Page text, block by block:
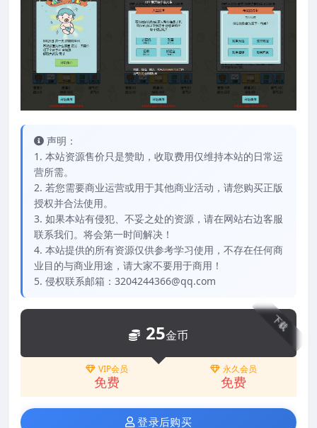
声明：
1. 本站资源售价只是赞助，收取费用仅维持本站的日常运
营所需。
2. 若您需要商业运营或用于其他商业活动，请您购买正版
授权并合法使用。
3. 如果本站有侵犯、不妥之处的资源，请在网站右边客服
联系我们。将会第一时间解决！
4. 本站提供的所有资源仅供参考学习使用，不存在任何商
业目的与商业用途，请大家不要用于商用！
5. 侵权联系邮箱：3204244366@qq.com
下载
25金币
VIP会员
免费
永久会员
免费
登录后购买